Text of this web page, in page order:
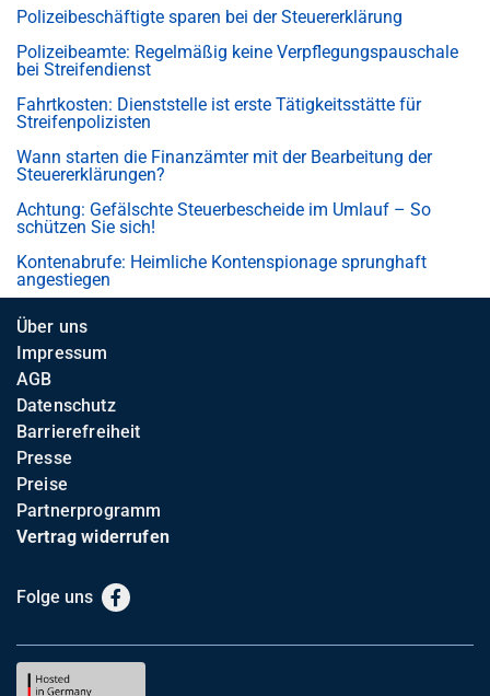
Polizeibeschäftigte sparen bei der Steuererklärung
Polizeibeamte: Regelmäßig keine Verpflegungspauschale
bei Streifendienst
Fahrtkosten: Dienststelle ist erste Tätigkeitsstätte für
Streifenpolizisten
Wann starten die Finanzämter mit der Bearbeitung der
Steuererklärungen?
Achtung: Gefälschte Steuerbescheide im Umlauf – So
schützen Sie sich!
Kontenabrufe: Heimliche Kontenspionage sprunghaft
angestiegen
Über uns
Impressum
AGB
Datenschutz
Barrierefreiheit
Presse
Preise
Partnerprogramm
Vertrag widerrufen
Folge uns Facebook